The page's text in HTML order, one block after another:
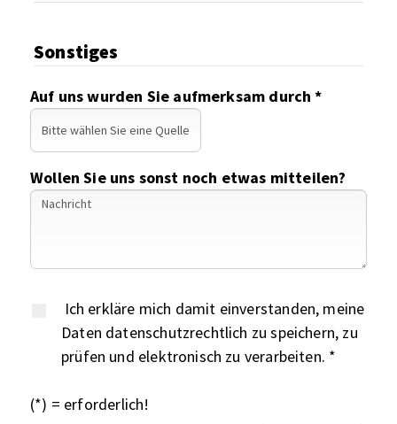
Sonstiges
Auf uns wurden Sie aufmerksam durch *
Wollen Sie uns sonst noch etwas mitteilen?
Ich erkläre mich damit einverstanden, meine
Daten datenschutzrechtlich zu speichern, zu
prüfen und elektronisch zu verarbeiten. *
(*) = erforderlich!